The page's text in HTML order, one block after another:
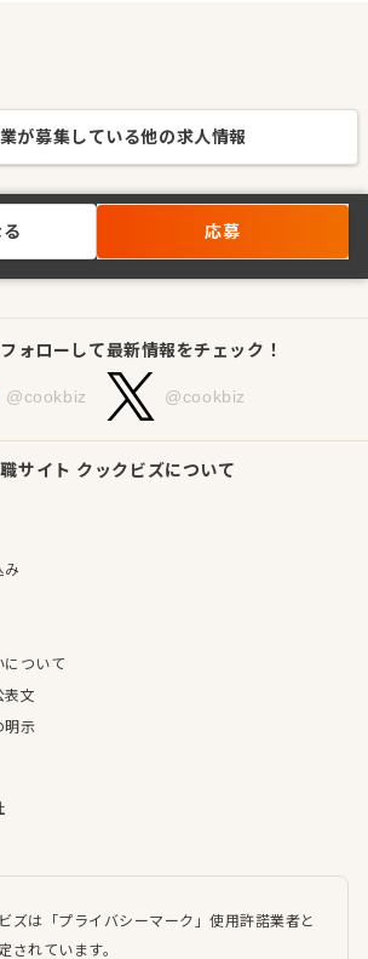
が募集している他の求人情報
応募
ォローして最新情報をチェック！
@cookbiz @cookbiz
サイト クックビズについて
み
について
表文
明示
ズは「プライバシーマーク」使用許諾業者と
されています。